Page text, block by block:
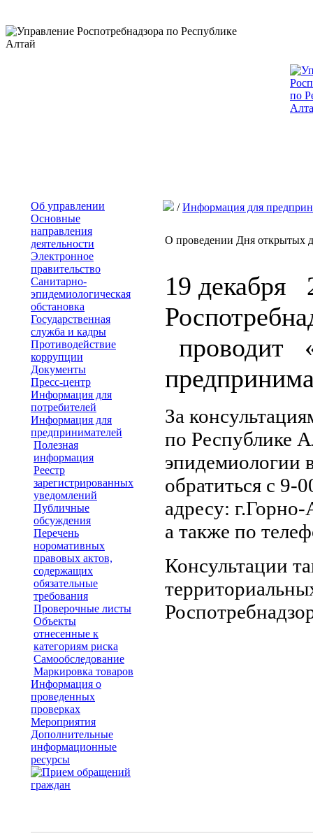
Об управлении
Основные
направления
деятельности
Электронное
правительство
Санитарно-
эпидемиологическая
обстановка
Государственная
служба и кадры
Противодействие
коррупции
Документы
Пресс-центр
Информация для
потребителей
Информация для
предпринимателей
Полезная
информация
Реестр
зарегистрированных
уведомлений
Публичные
обсуждения
Перечень
норомативных
правовых актов,
содержащих
обязательные
требования
Проверочные листы
Объекты
отнесенные к
категориям риска
Самообследование
Маркировка товаров
Информация о
проведенных
проверках
Мероприятия
Дополнительные
информационные
ресурсы
/Информация для
О проведении Дня открытых
19 декабря
проводит
За
по Республике
эпидемиологии
обратиться с
адресу:
а также по
Консультации